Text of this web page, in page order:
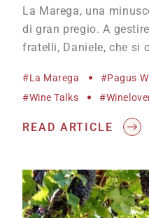
La Marega, una
di gran pregio. A
fratelli, Daniele, che si
#La Marega #Pagus
#wine Talks
READ ARTICLE